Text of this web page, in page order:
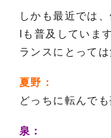
しかも最近では
Iも普及していま
ランスにとって
夏野：
どっちに転んで
泉：